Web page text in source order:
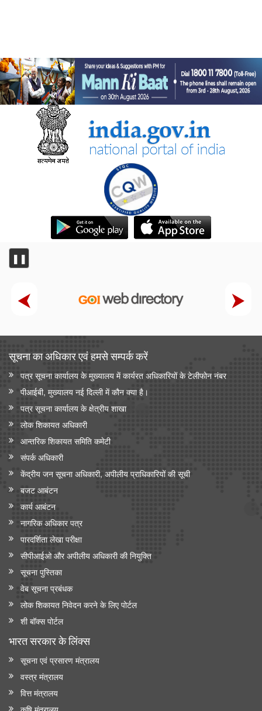
❚❚
सूचना का अधिकार एवं हमसे सम्‍पर्क करें
पत्र सूचना कार्यालय के मुख्यालय में कार्यरत अधिकारियों के टेलीफोन नंबर
पीआईबी, मुख्यालय नई दिल्ली में कौन क्या है।
पत्र सूचना कार्यालय के क्षेत्रीय शाखा
लोक शिकायत अधिकारी
आन्‍तरिक शिकायत समिति कमेटी
संपर्क अधिकारी
केंद्रीय जन सूचना अधिकारी, अपीलीय प्राधिकारियों की सूची
बजट आबंटन
कार्य आबंटन
नागरिक अधिकार पत्र
पारदर्शिता लेखा परीक्षा
सीपीआईओ और अपी‍लीय अधिकारी की नियुक्ति
सूचना पुस्तिका
वेब सूचना प्रबंधक
लोक शिकायत निवेदन करने के लिए पोर्टल
शी बॉक्स पोर्टल
भारत सरकार के लिंक्‍स
सूचना एवं प्रसारण मंत्रालय
वस्त्र मंत्रालय
वित्त मंत्रालय